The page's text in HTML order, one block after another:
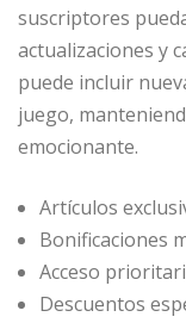
suscriptores
actualizaciones y
puede incluir
juego,
emocionante.
Artículos
Bonificaciones
Acceso
Descuentos